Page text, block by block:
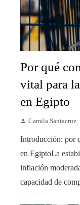
Por qué
vital para
en Egipto
Camila Santacruz
Introducción: por
en EgiptoLa
inflación
capacidad de